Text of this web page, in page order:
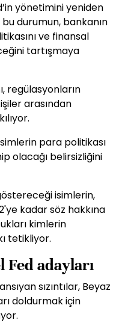
yönetimini yeniden
durumun, bankanın
ve finansal
tartışmaya
regülasyonların
arasından
para politikası
olacağı belirsizliğini
isimlerin,
kadar söz hakkına
kimlerin
tetikliyor.
Fed adayları
sızıntılar, Beyaz
doldurmak için